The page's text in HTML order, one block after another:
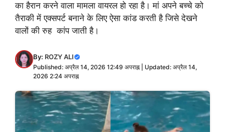
का हैरान करने वाला मामला वायरल हो रहा है। मां अपने बच्चे को
तैराकी में एक्सपर्ट बनाने के लिए ऐसा कांड करती है जिसे देखने
वालों की रुह कांप जाती है।
By: ROZY ALI
Published: अप्रैल 14, 2026 12:49 अपराह्न | Updated: अप्रैल 14,
2026 2:24 अपराह्न